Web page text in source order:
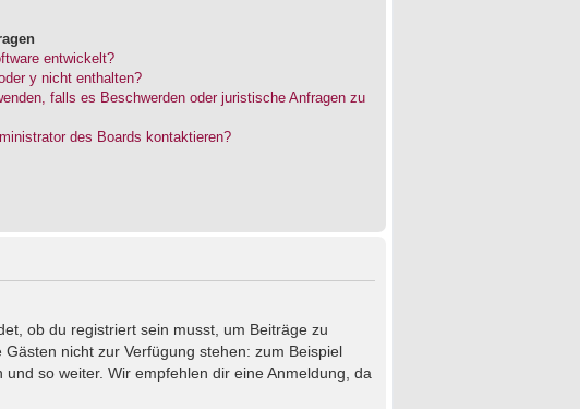
entwickelt?
y nicht enthalten?
falls es Beschwerden oder juristische Anfragen zu
des Boards kontaktieren?
ob du registriert sein musst, um Beiträge zu
nicht zur Verfügung stehen: zum Beispiel
so weiter. Wir empfehlen dir eine Anmeldung, da